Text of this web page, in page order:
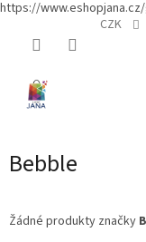
https://
CZK
Bebble
Žádné produkty značky